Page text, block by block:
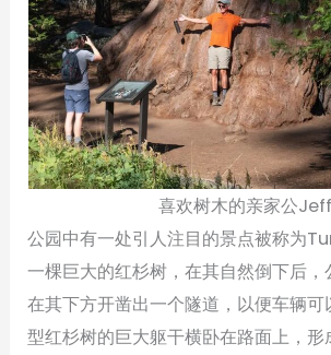
喜欢树木的亲家公Jeff
公园中有一处引人注目的景点被称为
一棵巨大的红杉树，在其自然倒下后，
在其下方开凿出一个隧道，以便车辆可
型红杉树的巨大躯干横卧在路面上，形